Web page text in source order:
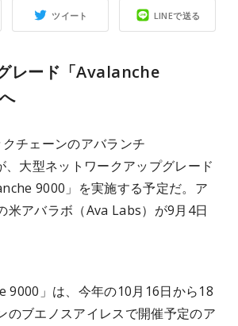
ツイート LINEで送る
レード「Avalanche
チェーンのアバランチ
、大型ネットワークアップグレード
9000」を実施する予定だ。ア
米アバラボ（Ava Labs）が9月4日
9000」は、今年の10月16日から18
のブエノスアイレスで開催予定のア